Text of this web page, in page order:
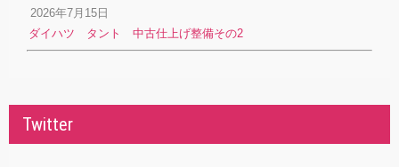
2026年7月15日
ダイハツ タント 中古仕上げ整備その2
Twitter